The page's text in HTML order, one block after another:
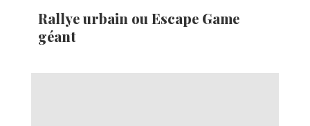
Rallye urbain ou Escape Game
géant